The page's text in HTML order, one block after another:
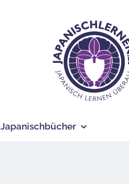
Japanischbücher